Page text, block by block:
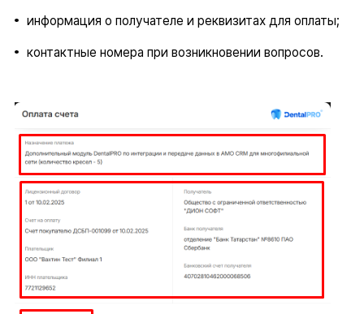
информация о получателе и реквизитах для оплаты;
контактные номера при возникновении вопросов.